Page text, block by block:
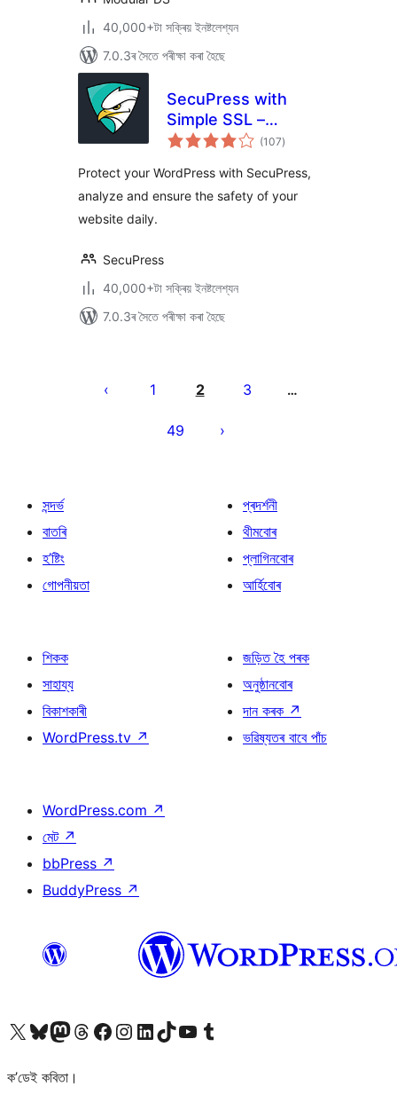
40,000+টা সক্ৰিয় ইনষ্টলেশ্যন
7.0.3ৰ সৈতে পৰীক্ষা কৰা হৈছে
SecuPress with
Simple SSL –
Simple and
Security
(107টা
মুঠ)
Protect your WordPress with SecuPress,
analyze and ensure the safety of your
website daily.
SecuPress
40,000+টা সক্ৰিয় ইনষ্টলেশ্যন
7.0.3ৰ সৈতে পৰীক্ষা কৰা হৈছে
পৃষ্ঠাকৰণ
1 2 3 …
49
সন্দৰ্ভ
বাতৰি
হ’ষ্টিং
গোপনীয়তা
প্ৰদৰ্শনী
থীমবোৰ
প্লাগিনবোৰ
আৰ্হিবোৰ
শিকক
সাহায্য
বিকাশকাৰী
WordPress.tv ↗
জড়িত হৈ পৰক
অনুষ্ঠানবোৰ
দান কৰক ↗
ভৱিষ্যতৰ বাবে পাঁচ
WordPress.com ↗
মেট ↗
bbPress ↗
BuddyPress ↗
আমাৰ X (আগৰ Twitter) একাউণ্টলৈ যাওকআমাৰ Bluesky একাউণ্টলৈ যাওকআমাৰ Mastodon একাউণ্টলৈ যাওকআমাৰ Threads একাউণ্টলৈ যাওকআমাৰ Facebook পৃষ্ঠালৈ যাওকআমাৰ Instagram একাউণ্টলৈ যাওকআমাৰ LinkedIn একাউণ্টলৈ যাওকআমাৰ TikTok একাউণ্টলৈ যাওকআমাৰ YouTube চেনেললৈ যাওকআমাৰ Tumblr একাউণ্টলৈ যাওক
ক’ডেই কবিতা।